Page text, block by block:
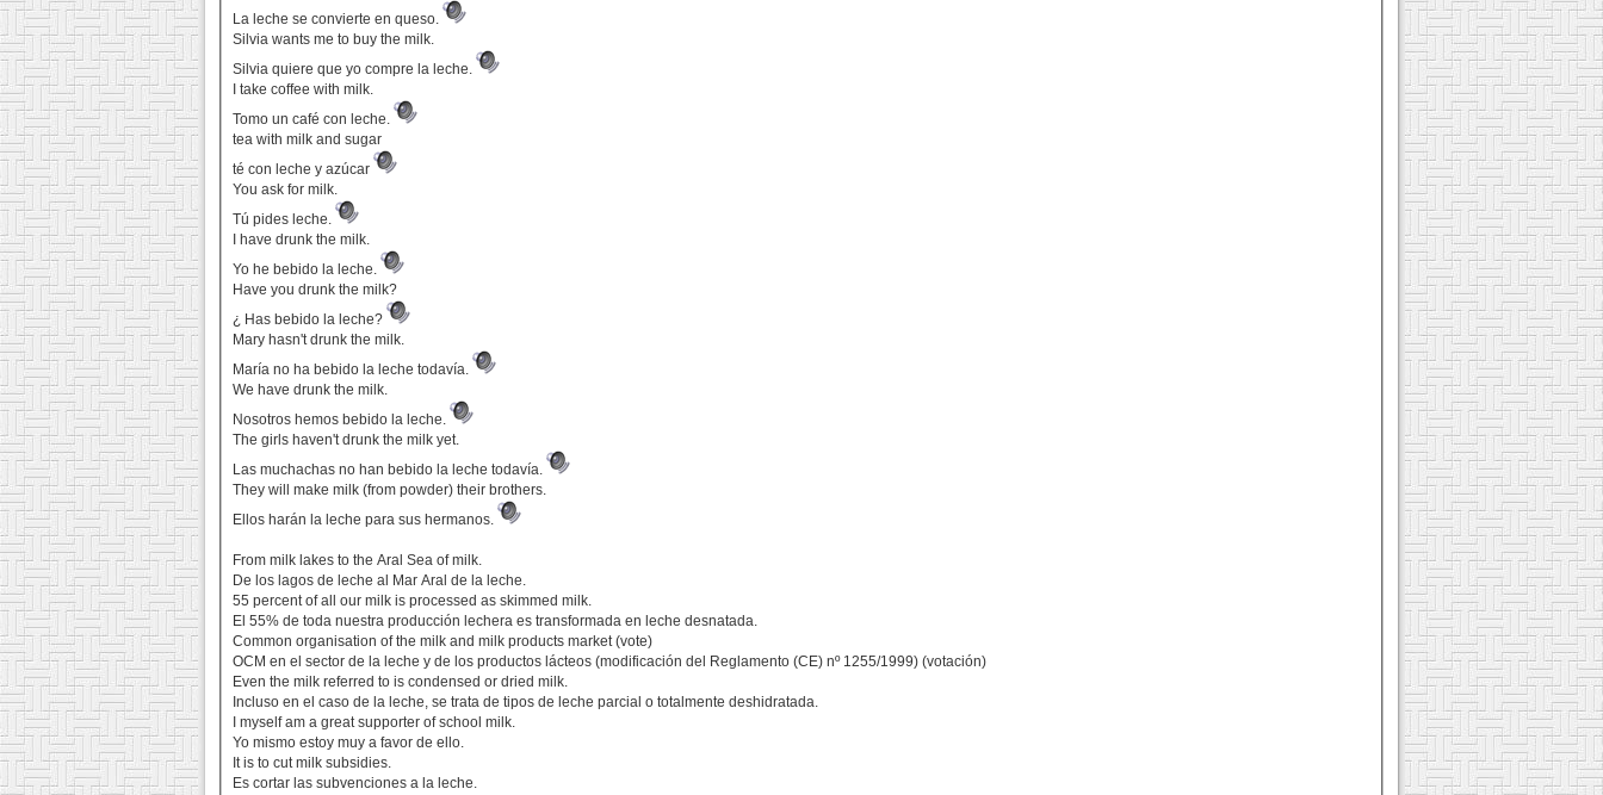
La leche se convierte en queso.
Silvia wants me to buy the milk.
Silvia quiere que yo compre la leche.
I take coffee with milk.
Tomo un café con leche.
tea with milk and sugar
té con leche y azúcar
You ask for milk.
Tú pides leche.
I have drunk the milk.
Yo he bebido la leche.
Have you drunk the milk?
¿ Has bebido la leche?
Mary hasn't drunk the milk.
María no ha bebido la leche todavía.
We have drunk the milk.
Nosotros hemos bebido la leche.
The girls haven't drunk the milk yet.
Las muchachas no han bebido la leche todavía.
They will make milk (from powder) their brothers.
Ellos harán la leche para sus hermanos.
From milk lakes to the Aral Sea of milk.
De los lagos de leche al Mar Aral de la leche.
55 percent of all our milk is processed as skimmed milk.
El 55% de toda nuestra producción lechera es transformada en leche desnatada.
Common organisation of the milk and milk products market (vote)
OCM en el sector de la leche y de los productos lácteos (modificación del Reglamento (CE) nº 1255/1999) (votación)
Even the milk referred to is condensed or dried milk.
Incluso en el caso de la leche, se trata de tipos de leche parcial o totalmente deshidratada.
I myself am a great supporter of school milk.
Yo mismo estoy muy a favor de ello.
It is to cut milk subsidies.
Es cortar las subvenciones a la leche.